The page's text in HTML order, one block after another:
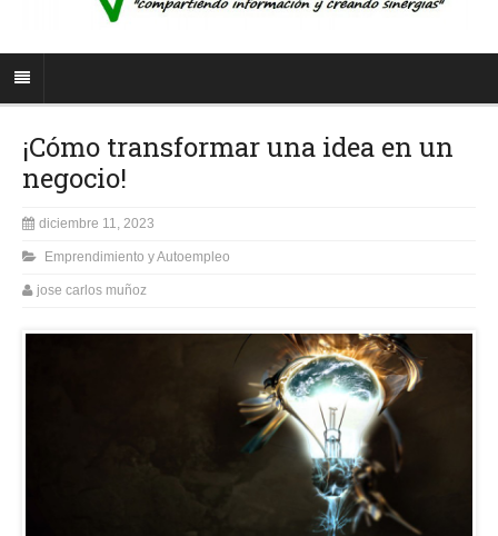
¡Cómo transformar una idea en un
negocio!
diciembre 11, 2023
Emprendimiento y Autoempleo
jose carlos muñoz